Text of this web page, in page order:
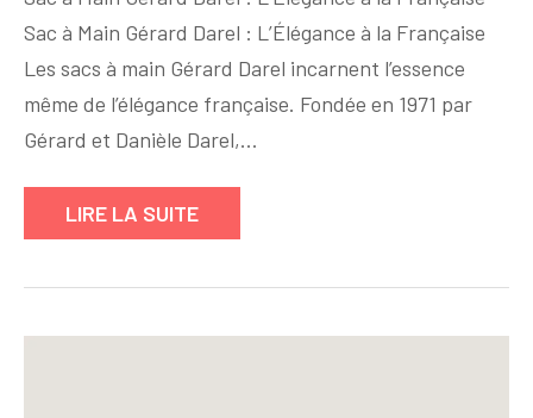
intemporelle
:
Découvrez
les
Sac à Main Gérard Darel : L’Élégance à la Française
Les sacs à main Gérard Darel incarnent l’essence
même de l’élégance française. Fondée en 1971 par
Gérard et Danièle Darel,…
LIRE LA SUITE